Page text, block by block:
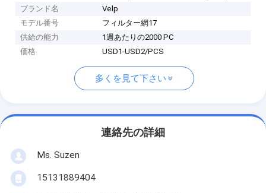
ブランド名
Velp
モデル番号
フィルター網17
供給の能力
1週あたりの2000 PC
価格
USD1-USD2/PCS
多くを見て下さい
連絡先の詳細
Ms. Suzen
15131889404